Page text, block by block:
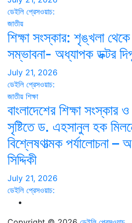
ডেইলি প্রেসওয়াচ:
জাতীয়
শিক্ষা সংস্কার: শৃঙ্খলা
সম্ভাবনা- অধ্যাপক ডক্টর দিপু
July 21, 2026
ডেইলি প্রেসওয়াচ:
জাতীয় শিক্ষা
বাংলাদেশের শিক্ষা সংস্কার
সৃষ্টিতে ড. এহসানুল হক
বিশ্লেষণাত্মক পর্যালোচনা –
সিদ্দিকী
July 21, 2026
ডেইলি প্রেসওয়াচ: